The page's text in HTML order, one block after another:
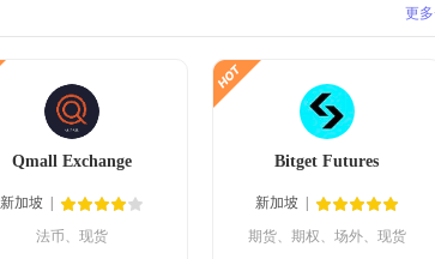
更
Qmall Exchange
新加坡
法币、现货
Bitget Futures
新加坡
期货、期权、场外、现货